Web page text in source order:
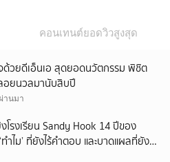
คอนเทนต์ยอดวิวสูงสุด
ด้วยดีเอ็นเอ สุดยอดนวัตกรรม พิชิต
อยนวลมานับสิบปี
านมา
โรงเรียน Sandy Hook 14 ปีของ
ำไม’ ที่ยังไร้คำตอบ และบาดแผลที่ยัง
ผิดชอบไม่จบ